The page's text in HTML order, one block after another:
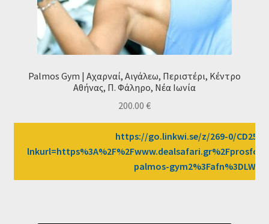
Palmos Gym | Αχαρναί, Αιγάλεω, Περιστέρι, Κέντρο
Αθήνας, Π. Φάληρο, Νέα Ιωνία
200.00 €
https://go.linkwi.se/z/269-0/
palmos-gym2%3Fafn%3DLW